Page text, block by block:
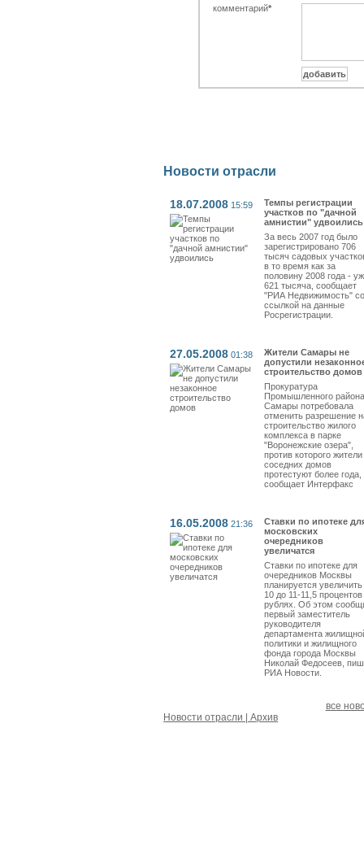
комментарий*
Новости отрасли
18.07.2008 15:59
Темпы регистрации
участков по "дачной
амнистии" удвоились
За весь 2007 год было
зарегистрировано 706
тысяч садовых
в то время как за
половину 2008 года -
621 тысяча, сообщает
"РИА Недвижимость"
ссылкой на данные
Росрегистрации.
27.05.2008 01:38
Жители Самары не
допустили
строительство домов
Прокуратура
Промышленного
Самары потребовала
отменить разрешение
строительство жилого
комплекса в парке
"Воронежские озера",
против которого жители
соседних домов
протестуют более года,
сообщает Интерфакс
16.05.2008 21:36
Ставки по ипотеке
московских
очередников
увеличатся
Ставки по ипотеке для
очередников Москвы
планируется увеличить
10 до 11-11,5
рублях. Об этом
первый заместитель
руководителя
департамента
политики и жилищного
фонда города Москвы
Николай Федосеев,
РИА Новости.
все
Новости отрасли | Архив